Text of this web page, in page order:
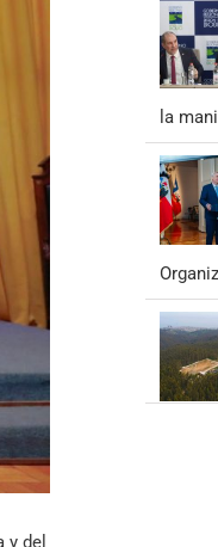
y del
la